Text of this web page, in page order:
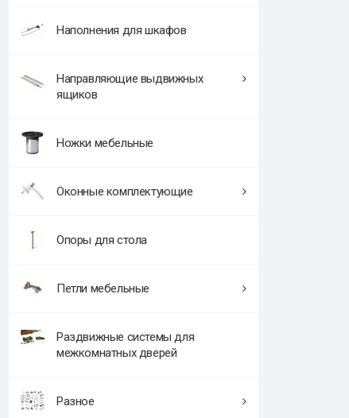
Наполнения для шкафов
Направляющие выдвижных
ящиков
Ножки мебельные
Оконные комплектующие
Опоры для стола
Петли мебельные
Раздвижные системы для
межкомнатных дверей
Разное